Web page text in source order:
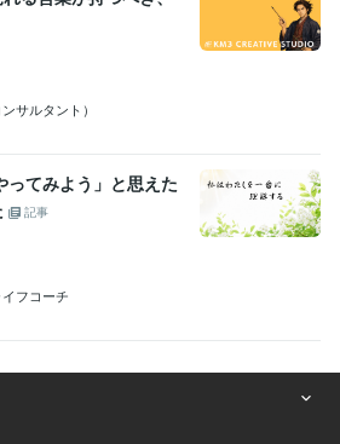
サルタント）
てみよう」と思えた
記事
フコーチ